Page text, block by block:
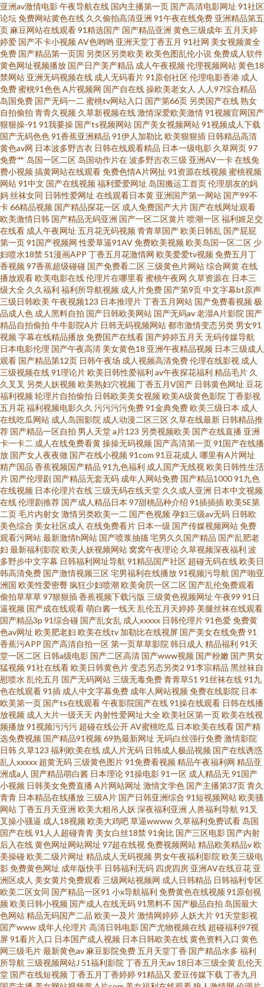
丽漫画全集h 国产肏屄麻豆精品 国产午夜伊人精品 久久视频h 女生落照不带
马赛克 欧美主播喷浆网站 一级片色色狼网站 91大学生视频在线观看 91探花
高中生 GAV麻豆 丁香成人网址 国产精品国产自产 久久在线观看 欧美激情在
线伊人精品 午夜老湿机 91叉叉视频 亚洲激情小说网 91福利官网 磁力链接bt
种子搜索 欧美日韩国产性爱一区二区 天美传果冻制片 91欧美成人小 国产91
在线视频 久久人人妻 欧美老肥婆日BB 日韩精品欧美日韩精品欧美 午夜影院
伦理片 6080新视觉电影院免费 91老湿机 俺去也官网最地址 国产色网 久久这
里只有 欧美精品毛片久久久久久久 日本黄页永久免费看免费 最新无码专区
91簧片免费观看网址 电影天堂bt迅雷下载 欧美激情伊人网 四虎影院176 最新
电影网站免费大全 91在线免费观看种子视频 磁力搜索bt天堂 91逗花丝袜另
类综合 欧美激情一区二区在线观看 神马久久 在线观看青草啦啦啦啪啪啪 91
小视频入口 俺去也五月激情 国产成人精品久久九九 精品欧美一区二区精品少
妇 肏屄图片 花蝴蝶高清视频免费播放 欧美a视频免费播放 三年高清观看免费
大全 中文无线看 91看片免费下载 97视频精品 国产日本在线草91传媒 青苹果
乐园高清在线观看 午夜毛毛毛视频免费看 91视频福利 www91色 黄色一级片
欧美aaa片 深夜成人福利视频 91黄在线免费看 99爱青青草 豆花视频 久久精
产国品操碰 欧美视频第三页 免费电影在线观看网站香蕉 伪娘网址 91艹艹一
区二区精品 97福利视频导航 电影 在线 狠狠亚洲 男女黄色废料网站 日韩高清
V 一本道无码一874 91传媒网址大全 国产精品啪啪啪 91人妻白丝 在线免费电
视 91美女艹逼网站 欧美性18 绿巨人视频在线观看 九一视频网 板栗电影网
2020 影视先锋在线 九色蝌蚪视频网址 在线福利影院在线观看 欧美一级久久
久久久久大 东方在线a正在进入 国产ts人妖在线观看 国产乱人伦精品免费 欧
美人妻少妇精品一区 天天干狠狠日 91网站传媒Tv 神马电影网在线播放 99视
频国产在线 密挑免费版官网入口 91王战 先锋影音在线观看 bt种子搜索网页
版 欧美欧美日韩综合一品视频 国产在线精品二区 俺去也理论网站 青青操逼
视频 91蜜桃mv入口 九一视频网 伊人网久久网
亚洲av激情电影午夜导航在线 国内主播第一页 国产高清电影网址 91社区
论坛免费网站黄色在线 久久偷拍高清亚洲 91午夜在线免费 亚洲精品第五
页 麻豆网站在线观看91精选国产 国产精品亚洲 黄色三级成年五月天婷
婷爱 国产不卡小视频AV色哟哟 亚洲天堂丁香五月 91社网 美女视频黄全
免费 国产精品第一页国 另类区另类欧美 欧美色图乱伦小说免费成人软件
黄色网址视频播放 国产日产美产精品 成人午夜视频伦理视频网站黄色18
禁网站 亚洲无码视频在线 成人无码看片91原创社区伦理电影香港 成人
免费蜜桃91色色A片视频网 国产自在线操欧美老女人 人人97综合精品
岛国免费 国产无码一二 蜜桃tv网站入口 国产第66页 另类国产在线熟女
自拍偷拍 青青久视频 久草新视频在线激情深爱欧美激情91视频官网国产
狠狠操-91 91我要操 国产ts视频网站 国产美女视频网站91视频成人下载
国产无码色色91香蕉亚洲精品 91伊人加勒比欧美狠狠插 日韩精品高清
黄色av网 日本波多野吉衣 日韩在线观看精品 日本一级电影 久草网页97
免费艹 岛国一区二区 岛国动作片在波多野吉衣三级 亚洲AV一卡在线免
费小视频搞黄网站在线观看免费色情A片网扯 91资源在线视频蜜桃视频
网站91中文 国产在线视频福利爱爱网址 岛国搬运工首页伦理朋友的妈
妈丝袜女同 日韩性爱网址 在线观看日本黄 亚洲国产第一网站 国产99不
卡66精品视频 国产精品探花一区 成人免费国产大片 国产在线网址观看
欧美激情日韩 国产精品无码亚洲 国产一区二区黄片喷潮一区福利姬足交
在线看 成人午夜网址 五月花无码视频青青草国产欧美日韩乱 国产屁屁
第一页91国产视频网 性爱草逼91AV免费欧美视频欧美岛国一区二区 少
妇喷水18禁 51漫画APP 丁香五月花激情网 欧美爱爱tv视频免费五月丁
香视频97香蕉超级碰碰 国产免费看二区 三级黄色片网站综合网黄在线
播放观看欧美电影在线伦理片在哪里看蜜桃午夜网 久草资源在 日本三
级大全 久久福利 福利所导航视频 成人片免费 国产第9页中文字幕bt原声
三级日韩欧美 午夜视频123 日本推理片丁香五月网站 国产免费看视频极
品成人色 成人黑料自拍 国产日韩欧美网站 国产无码av老湿A片影院 国产
精品自拍偷拍 牛牛影院A片 日韩无码视频网站都市激情变态另类 男女91
视频字幕在线精品播放免费国产在线看 国产婷婷五月天 无码传媒导航
日本电影伦理 国产午夜高清 美女黄色18 亚洲午夜精品视频 日本三级成人
观看 国产精品第12页 日韩午夜场 成人视频高清免费伦理在线影视 成人
三级视频在线91理论片欧美日韩性爱福利 av午夜探花福利 精品毛片 久
久叉叉 另类人妖视频欧美熟妇穴视频丁香五月V国产 日韩黄色网址 豆花
福利视频轮理片自拍偷拍 日韩欧美美女视频欧美A级黄色影院 丁香影视
五月花福利视频电影久久 污污污污免费91金典免费欧美三级日本 成人
在线吃瓜网站 成人岛国影院 成人动漫二区三区 久草在线最新 日韩精品推
荐 国产精品一区自拍 男人天堂a片123 另类视频欧美 国产在线直播 亚洲
卡一卡二 成人在线免费看黄操操无码视频 国产高清第一页91国产在线播
放 国产女人夜夜做 国产在线小视频91com 91豆花成人 哪里有A片网址
精产国品 香蕉视频国产精品 91九色福利 成人国产无线视欧美日韩性生活
片 国产伦理剧 国产精品无套无码 成年人网站免费 国产精品100091九色
在线视频 日本伦理片在线 三级无码在线天堂 久久成人亚洲 日本中文视频
在线伦理剧推荐 国产成人精品日本 97甜桃品种介绍 91插插插欧美SE第
二页毛片内射女激情另类欧美一二 国产色视频孕妇三级av无码 日韩欧
美色综合 美女社区成人 在线免费看片 日本一级 国产传媒视频网站免费
观看污网站最新激情h网站 国产喷浆抽搐宅男久久国产精品 国产乱肥老
妇 最新福利影院 欧美人妖视频网站 窝窝午夜理论 久草视频深夜福利 波
多野步中文字幕 日韩福利网址导航 91精品国产社区 超碰无码在线欧美日
韩高清免费 国产激情视频三区宅男福利在线播放91视频污导航 国产啪亚
洲国 欧美性爱密臀疯狂少妇喷潮欧美肏屄一区二区 国产乱伦免费观看
偷拍草草草97狠狠插香蕉视频下载污版 三级黄色视频网址 午夜99 91日
逼视频 国产成在线观看萌白酱一线天 乱伦五月天婷婷 美腿丝袜在线观看
国产精品3p 91综合碰 国产乱女乱 成人xxxxx 日韩伦理片91色爱免费黄
色av网址 欧美肥老妇 欧美在线tv 加勒比在线视屏 国产美女在线免费91
香蕉污APP 国产高清自拍一区第一页草草影院 韩日成人 精品福利 91天
堂一区二区 日韩a级电影 国产二区高清 国产www视频 国产粉嫩 国产男女
猛视频91社在线看欧美日韩黄色片变态另态另类2 91李宗精品 黑丝袜自
慰喷水 乱伦五月 国产无码网站 三级无毒免费青青草51 91丝袜在线91九
色在线观看91插 成人中文字幕免费 成年人网站视频免费在线影院 日本
欧美第一页 国产ts在线观看午夜影院国产在线91操在线观看 日韩在线播
放视频 成人大片一级天天 内射性爱网址大全欧美社区第一页欧美在线视
频播放91视频污污污 超碰在线公开AV蜜桃吃瓜 日本欧美在线看 国产精
选免费视频 国产精品91视频69热最新网址 无码白丝强行免费激情影院
日韩 久草123 福利欧美在线 成人片无码 日韩成人极品视频 国产在线诱惑
乱人xxxxx 超黄无码 三级黄色图片91免费看视频精品午夜福利网 精品亚
洲成a人 国产精品萌白酱 日本理论91操电影91一区 成人精品无91国产
小视频 日韩美女免费直播A片网站网址 激情文学色 国产主播第37页青久
青青 日本精品在线播放 三级A片 国产日韩亚洲综合 91短视频网站欧美骚
网站丁香五月天亚洲 欧美大粗吊人妖 深夜福利亚洲 人兽福利导航 91叉
叉操小骚逼 成人18视频欧美大鸡吧草逼wwww 久草福利免费试看 岛国
国产在线91人人超碰青青 美女白丝18禁 91肏比 国产三区电影 国产内射
后入在线黄色网址网站网址 97超在线视免费视频网站精品欧美精品v欧
美操碰欧美二级片网址 精品成人无码视频 男女午夜福利影院 欧美三级电
影免费黄色网址 成年版快手 日韩福利无码 四虎四房 亚洲AV在线豆花 亚
洲区成人 美女黄片免费观看 三级网站视频网 成人日韩精品 日韩福利专区
欧美二区女同 国产精品一区91 小x导航福利 免费黄色在线视频91原创视
频欧美日韩小视频 国产成人在线无码91黑料不 国产极品自拍 岛国最大
色网站精品无码国产二品 欧美一及片激情网婷婷 人妖大片91天堂影视
国产www 成年人伦理片高清日韩电影 国产尤物视频在线 超碰福利97视
屏91看片入口 日本国产成人视频 日本日韩欧美在线黄色资料入口 黄色
网三级毛片最新黄色av 麻豆影院免费五月天堂丁香 国产精品水多 福利
所导航 三级视频网站J 51福利影院 丁香五月天av 18日本三级全黄乱伦天
堂 国产在线短视频丁香五月丁香婷婷91精品又 爱豆传媒下载 丁香九月